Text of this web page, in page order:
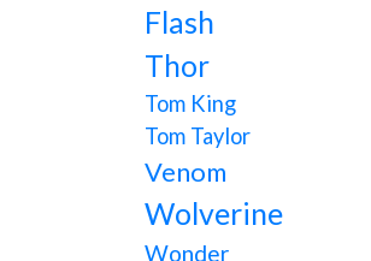
Flash
Thor
Tom King
Tom Taylor
Venom
Wolverine
Wonder